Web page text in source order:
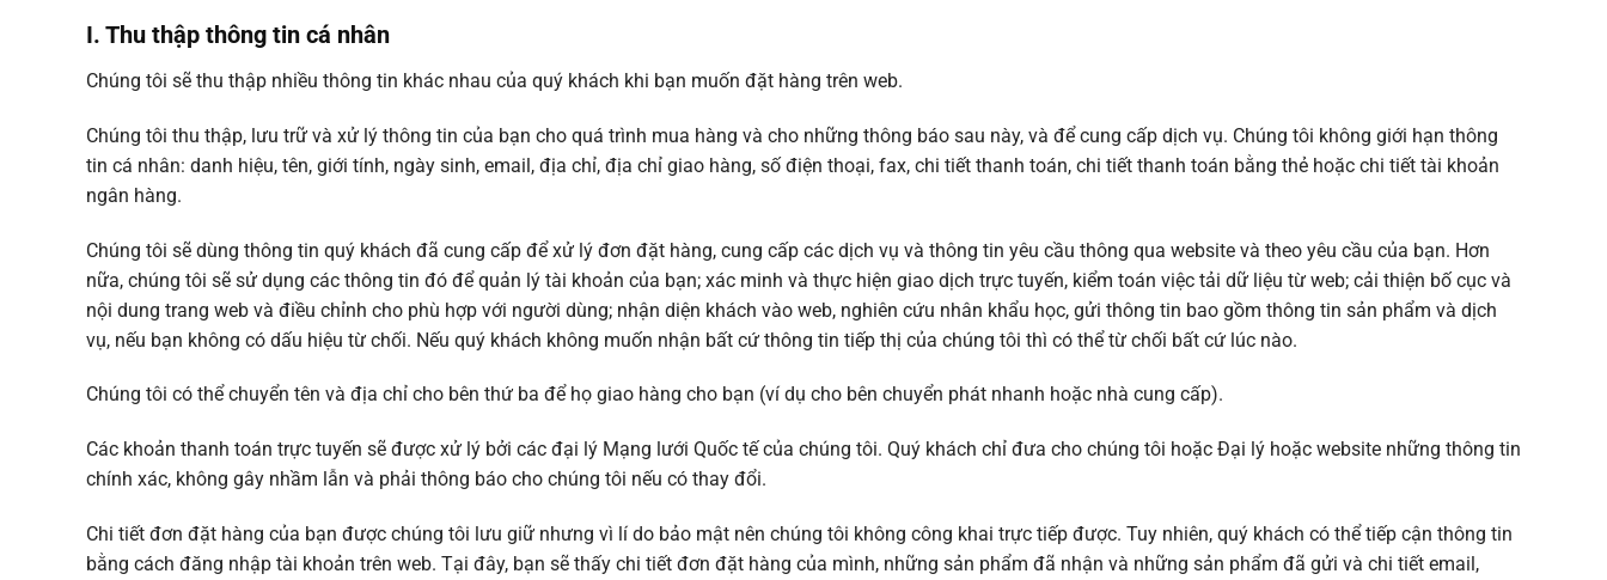
I. Thu thập thông tin cá nhân
Chúng tôi sẽ thu thập nhiều thông tin khác nhau của quý khách khi bạn muốn đặt hàng trên web.
Chúng tôi thu thập, lưu trữ và xử lý thông tin của bạn cho quá trình mua hàng và cho những thông báo sau này, và để cung cấp dịch vụ. Chúng tôi không giới hạn thông
tin cá nhân: danh hiệu, tên, giới tính, ngày sinh, email, địa chỉ, địa chỉ giao hàng, số điện thoại, fax, chi tiết thanh toán, chi tiết thanh toán bằng thẻ hoặc chi tiết tài khoản
ngân hàng.
Chúng tôi sẽ dùng thông tin quý khách đã cung cấp để xử lý đơn đặt hàng, cung cấp các dịch vụ và thông tin yêu cầu thông qua website và theo yêu cầu của bạn. Hơn
nữa, chúng tôi sẽ sử dụng các thông tin đó để quản lý tài khoản của bạn; xác minh và thực hiện giao dịch trực tuyến, kiểm toán việc tải dữ liệu từ web; cải thiện bố cục và
nội dung trang web và điều chỉnh cho phù hợp với người dùng; nhận diện khách vào web, nghiên cứu nhân khẩu học, gửi thông tin bao gồm thông tin sản phẩm và dịch
vụ, nếu bạn không có dấu hiệu từ chối. Nếu quý khách không muốn nhận bất cứ thông tin tiếp thị của chúng tôi thì có thể từ chối bất cứ lúc nào.
Chúng tôi có thể chuyển tên và địa chỉ cho bên thứ ba để họ giao hàng cho bạn (ví dụ cho bên chuyển phát nhanh hoặc nhà cung cấp).
Các khoản thanh toán trực tuyến sẽ được xử lý bởi các đại lý Mạng lưới Quốc tế của chúng tôi. Quý khách chỉ đưa cho chúng tôi hoặc Đại lý hoặc website những thông tin
chính xác, không gây nhầm lẫn và phải thông báo cho chúng tôi nếu có thay đổi.
Chi tiết đơn đặt hàng của bạn được chúng tôi lưu giữ nhưng vì lí do bảo mật nên chúng tôi không công khai trực tiếp được. Tuy nhiên, quý khách có thể tiếp cận thông tin
bằng cách đăng nhập tài khoản trên web. Tại đây, bạn sẽ thấy chi tiết đơn đặt hàng của mình, những sản phẩm đã nhận và những sản phẩm đã gửi và chi tiết email,